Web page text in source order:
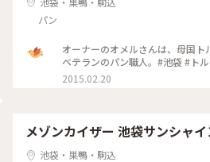
ありました。 本当にひっっっさし
パン
オーナーのオメルさんは、母国
ベテランのパン職人。#池袋 #ト
2015.02.20
メゾンカイザー 池袋サンシャ
池袋・巣鴨・駒込